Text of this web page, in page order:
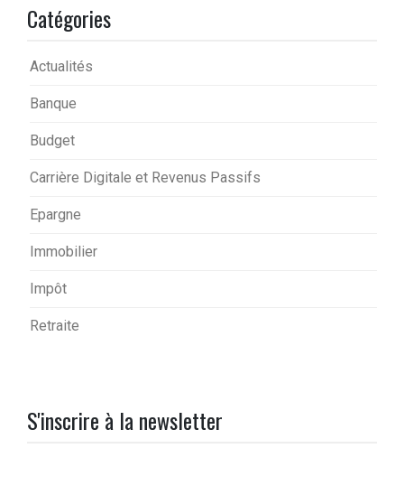
Catégories
Actualités
Banque
Budget
Carrière Digitale et Revenus Passifs
Epargne
Immobilier
Impôt
Retraite
S'inscrire à la newsletter